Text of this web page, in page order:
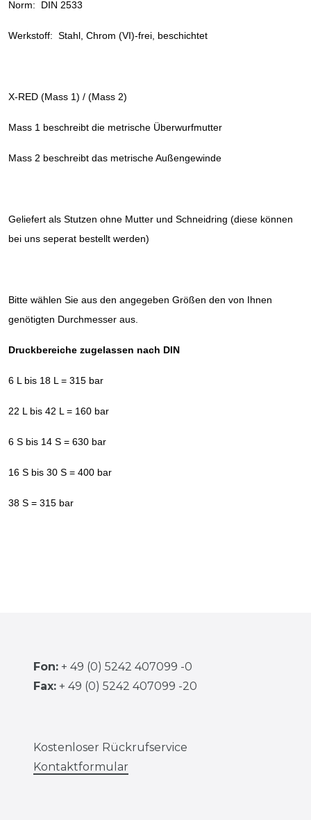
Norm: DIN 2533
Werkstoff: Stahl, Chrom (VI)-frei, beschichtet
X-RED (Mass 1) / (Mass 2)
Mass 1 beschreibt die metrische Überwurfmutter
Mass 2 beschreibt das metrische Außengewinde
Geliefert als Stutzen ohne Mutter und Schneidring (diese können
bei uns seperat bestellt werden)
Bitte wählen Sie aus den angegeben Größen den von Ihnen
genötigten Durchmesser aus.
Druckbereiche zugelassen nach DIN
6 L bis 18 L = 315 bar
22 L bis 42 L = 160 bar
6 S bis 14 S = 630 bar
16 S bis 30 S = 400 bar
38 S = 315 bar
Fon: + 49 (0) 5242 407099 -0
Fax: + 49 (0) 5242 407099 -20
Kostenloser Rückrufservice
Kontaktformular